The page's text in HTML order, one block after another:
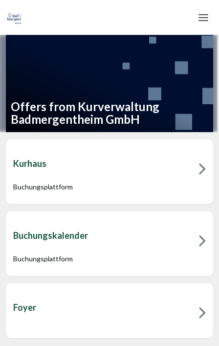
Help & Info
Offers from Kurverwaltung
Badmergentheim GmbH
Kurhaus
Buchungsplattform
Buchungskalender
Buchungsplattform
Foyer